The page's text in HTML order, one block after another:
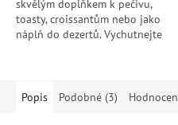
skvělým doplňkem k pečivu,
toasty, croissantům nebo jako
náplň do dezertů. Vychutnejte
Popis Podobné (3)